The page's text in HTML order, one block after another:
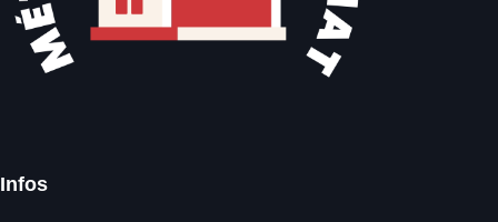
Infos